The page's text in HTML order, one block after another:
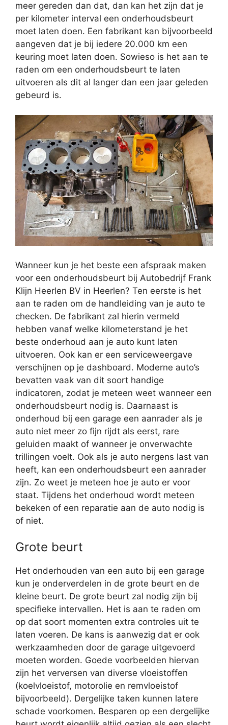
meer gereden dan dat, dan kan het zijn dat je
per kilometer interval een onderhoudsbeurt
moet laten doen. Een fabrikant kan bijvoorbeeld
aangeven dat je bij iedere 20.000 km een
keuring moet laten doen. Sowieso is het aan te
raden om een onderhoudsbeurt te laten
uitvoeren als dit al langer dan een jaar geleden
gebeurd is.
Wanneer kun je het beste een afspraak maken
voor een onderhoudsbeurt bij Autobedrijf Frank
Klijn Heerlen BV in Heerlen? Ten eerste is het
aan te raden om de handleiding van je auto te
checken. De fabrikant zal hierin vermeld
hebben vanaf welke kilometerstand je het
beste onderhoud aan je auto kunt laten
uitvoeren. Ook kan er een serviceweergave
verschijnen op je dashboard. Moderne auto’s
bevatten vaak van dit soort handige
indicatoren, zodat je meteen weet wanneer een
onderhoudsbeurt nodig is. Daarnaast is
onderhoud bij een garage een aanrader als je
auto niet meer zo fijn rijdt als eerst, rare
geluiden maakt of wanneer je onverwachte
trillingen voelt. Ook als je auto nergens last van
heeft, kan een onderhoudsbeurt een aanrader
zijn. Zo weet je meteen hoe je auto er voor
staat. Tijdens het onderhoud wordt meteen
bekeken of een reparatie aan de auto nodig is
of niet.
Grote beurt
Het onderhouden van een auto bij een garage
kun je onderverdelen in de grote beurt en de
kleine beurt. De grote beurt zal nodig zijn bij
specifieke intervallen. Het is aan te raden om
op dat soort momenten extra controles uit te
laten voeren. De kans is aanwezig dat er ook
werkzaamheden door de garage uitgevoerd
moeten worden. Goede voorbeelden hiervan
zijn het verversen van diverse vloeistoffen
(koelvloeistof, motorolie en remvloeistof
bijvoorbeeld). Dergelijke taken kunnen latere
schade voorkomen. Besparen op een dergelijke